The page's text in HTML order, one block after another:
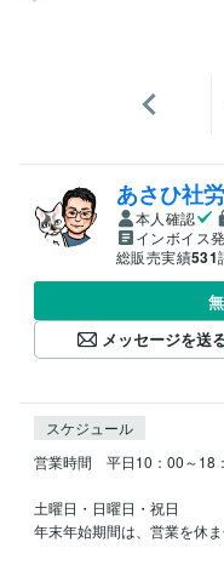
あさひ社
本人確認
インボイス
総販売実績531
メッセージを送
スケジュール
営業時間　平日10：00～18
土曜日・日曜日・祝日
年末年始期間は、営業を休ま